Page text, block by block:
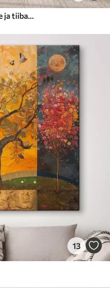
Kaks suurt halli, pikkade kaelade ja tiibadega kraanat, mis seisavad puudest ümbritsetud udujärves
13